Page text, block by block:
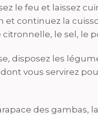
le feu et laissez
et continuez la
le sel, le
disposez les
vous servirez
des gambas,